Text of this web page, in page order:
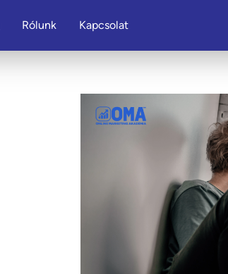
Rólunk Kapcsolat